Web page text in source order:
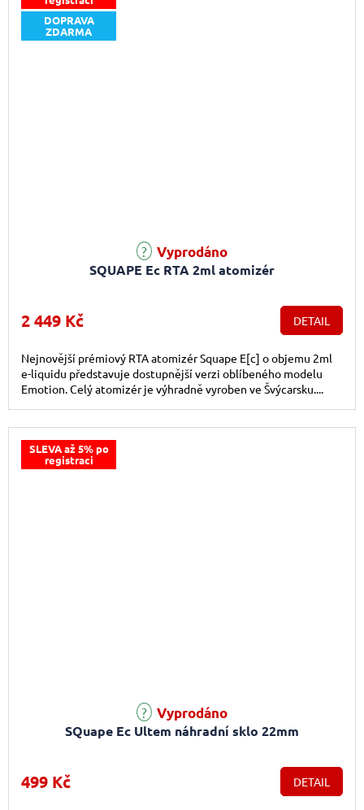
DOPRAVA
ZDARMA
SQUAPE Ec RTA 2ml atomizér
Vyprodáno
2 449 Kč DETAIL
Nejnovější prémiový RTA atomizér Squape E[c] o objemu 2ml
e-liquidu představuje dostupnější verzi oblíbeného modelu
Emotion. Celý atomizér je výhradně vyroben ve Švýcarsku....
SLEVA až 5% po
registraci
SQuape Ec Ultem náhradní sklo 22mm
Vyprodáno
499 Kč DETAIL